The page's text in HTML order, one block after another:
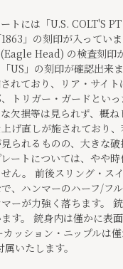
トには「U.S. COLT'S
」の刻印が入ってい
(Eagle Head) の検査刻
US」の刻印が確認出来
れており、リア・サイ
トリガー・ガードとい
欠損等は見られず、概
げ直しが施されており
られるものの、大きな
ートについては、やや
ん。 前後スリング・ス
、ハンマーのハーフ/フ
ーが力強く落ちます。
す。 銃身内は僅かに表
ッション・ニップルは
いたします。